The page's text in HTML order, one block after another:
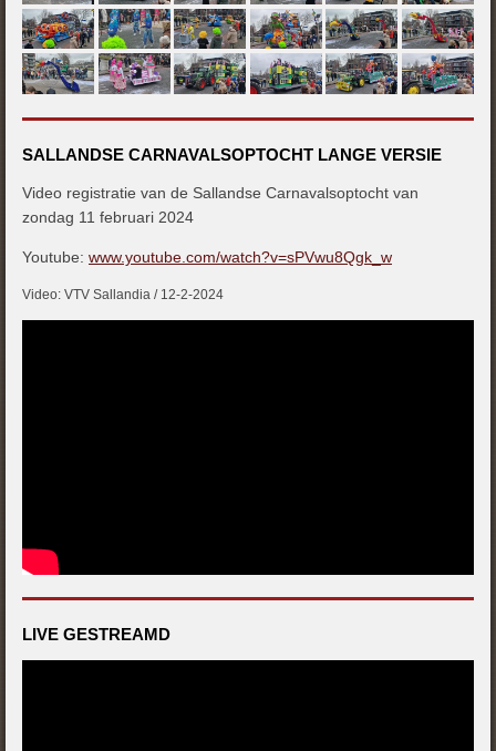
SALLANDSE CARNAVALSOPTOCHT LANGE VERSIE
Video registratie van de Sallandse Carnavalsoptocht van
zondag 11 februari 2024
Youtube: www.youtube.com/watch?v=sPVwu8Qgk_w
Video: VTV Sallandia / 12-2-2024
LIVE GESTREAMD